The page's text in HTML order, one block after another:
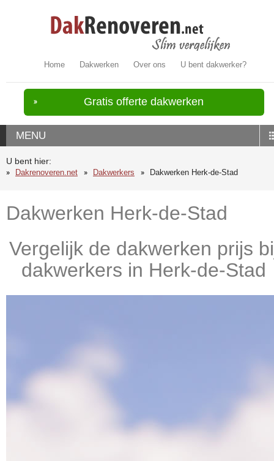
Home Dakwerken Over ons U bent dakwerker?
Gratis offerte dakwerken
MENU
U bent hier:
Dakrenoveren.net
Dakwerkers Dakwerken Herk-de-Stad
Dakwerken Herk-de-Stad
Vergelijk de dakwerken prijs
dakwerkers in Herk-de-Stad